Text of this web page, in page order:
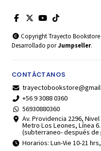
Copyright Trayecto Bookstore
Desarrollado porJumpseller.
CONTÁCTANOS
+56 9 3088 0360
56930880360
Av. Providencia 2296, Nivel
Metro Los Leones, Línea 6.
(subterraneo- después de
Horarios: Lun-Vie 10-21